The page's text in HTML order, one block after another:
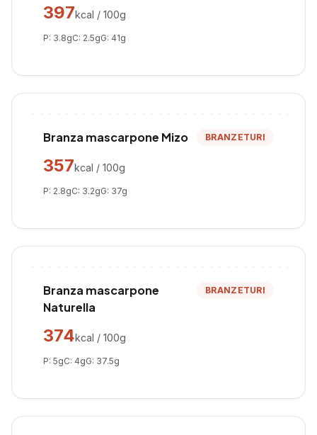
397kcal / 100g
P: 3.8gC: 2.5gG: 41g
Branza mascarpone Mizo BRANZETURI
357kcal / 100g
P: 2.8gC: 3.2gG: 37g
Branza mascarpone
Naturella
BRANZETURI
374kcal / 100g
P: 5gC: 4gG: 37.5g